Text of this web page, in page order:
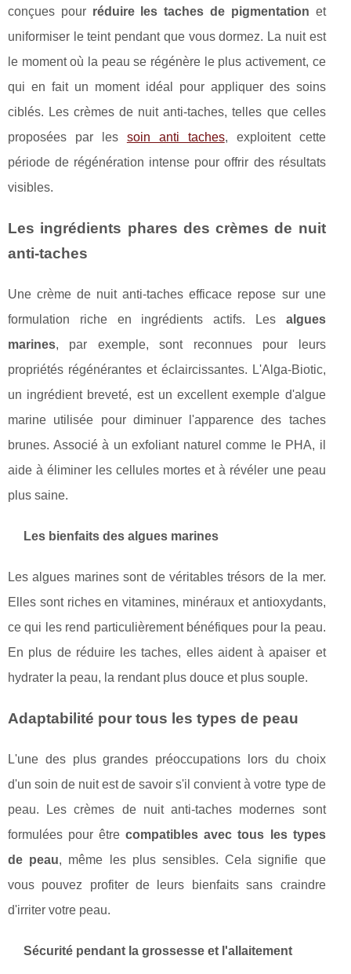
conçues pour réduire les taches de pigmentation et
uniformiser le teint pendant que vous dormez. La nuit est
le moment où la peau se régénère le plus activement, ce
qui en fait un moment idéal pour appliquer des soins
ciblés. Les crèmes de nuit anti-taches, telles que celles
proposées par les soin anti taches, exploitent cette
période de régénération intense pour offrir des résultats
visibles.
Les ingrédients phares des crèmes de nuit
anti-taches
Une crème de nuit anti-taches efficace repose sur une
formulation riche en ingrédients actifs. Les algues
marines, par exemple, sont reconnues pour leurs
propriétés régénérantes et éclaircissantes. L'Alga-Biotic,
un ingrédient breveté, est un excellent exemple d'algue
marine utilisée pour diminuer l'apparence des taches
brunes. Associé à un exfoliant naturel comme le PHA, il
aide à éliminer les cellules mortes et à révéler une peau
plus saine.
Les bienfaits des algues marines
Les algues marines sont de véritables trésors de la mer.
Elles sont riches en vitamines, minéraux et antioxydants,
ce qui les rend particulièrement bénéfiques pour la peau.
En plus de réduire les taches, elles aident à apaiser et
hydrater la peau, la rendant plus douce et plus souple.
Adaptabilité pour tous les types de peau
L'une des plus grandes préoccupations lors du choix
d'un soin de nuit est de savoir s'il convient à votre type de
peau. Les crèmes de nuit anti-taches modernes sont
formulées pour êtrecompatibles avec tous les types
de peau, même les plus sensibles. Cela signifie que
vous pouvez profiter de leurs bienfaits sans craindre
d'irriter votre peau.
Sécurité pendant la grossesse et l'allaitement